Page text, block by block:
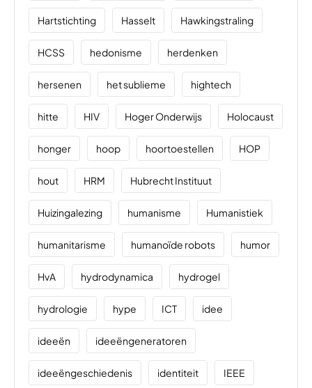
Hartstichting Hasselt Hawkingstraling
HCSS hedonisme herdenken
hersenen het sublieme hightech
hitte HIV Hoger Onderwijs Holocaust
honger hoop hoortoestellen HOP
hout HRM Hubrecht Instituut
Huizingalezing humanisme Humanistiek
humanitarisme humanoïde robots humor
HvA hydrodynamica hydrogel
hydrologie hype ICT idee
ideeën ideeëngeneratoren
ideeëngeschiedenis identiteit IEEE